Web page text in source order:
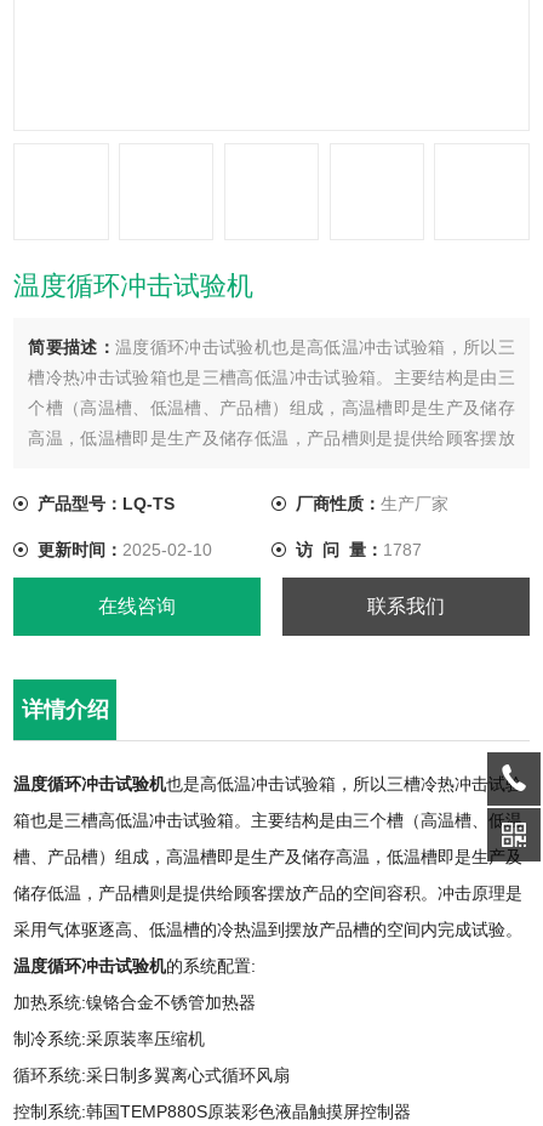
温度循环冲击试验机
简要描述： 温度循环冲击试验机也是高低温冲击试验箱，所以三
槽冷热冲击试验箱也是三槽高低温冲击试验箱。主要结构是由三
个槽（高温槽、低温槽、产品槽）组成，高温槽即是生产及储存
高温，低温槽即是生产及储存低温，产品槽则是提供给顾客摆放
到摆放产品槽的空间内完成试验。
产品型号：LQ-TS 厂商性质： 生产厂家
更新时间： 2025-02-10 访 问 量： 1787
在线咨询 联系我们
详情介绍
温度循环冲击试验机也是高低温冲击试验箱，所以三槽冷热冲击试验
箱也是三槽高低温冲击试验箱。主要结构是由三个槽（高温槽、低温
槽、产品槽）组成，高温槽即是生产及储存高温，低温槽即是生产及
储存低温，产品槽则是提供给顾客摆放产品的空间容积。冲击原理是
采用气体驱逐高、低温槽的冷热温到摆放产品槽的空间内完成试验。
温度循环冲击试验机的系统配置:
加热系统:镍铬合金不锈管加热器
制冷系统:采原装率压缩机
循环系统:采日制多翼离心式循环风扇
控制系统:韩国TEMP880S原装彩色液晶触摸屏控制器